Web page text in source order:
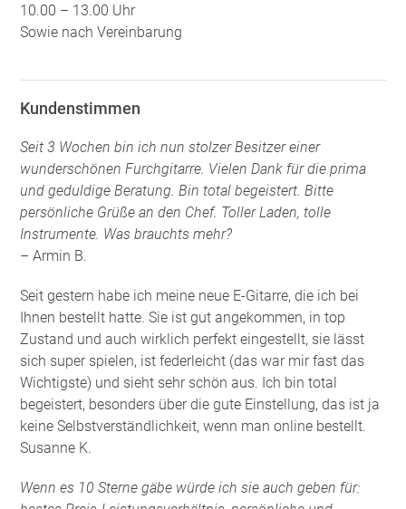
10.00 – 13.00 Uhr
Sowie nach Vereinbarung
Kundenstimmen
Seit 3 Wochen bin ich nun stolzer Besitzer einer
wunderschönen Furchgitarre. Vielen Dank für die prima
und geduldige Beratung. Bin total begeistert. Bitte
persönliche Grüße an den Chef. Toller Laden, tolle
Instrumente. Was brauchts mehr?
– Armin B.
Seit gestern habe ich meine neue E-Gitarre, die ich bei
Ihnen bestellt hatte. Sie ist gut angekommen, in top
Zustand und auch wirklich perfekt eingestellt, sie lässt
sich super spielen, ist federleicht (das war mir fast das
Wichtigste) und sieht sehr schön aus. Ich bin total
begeistert, besonders über die gute Einstellung, das ist ja
keine Selbstverständlichkeit, wenn man online bestellt.
Susanne K.
Wenn es 10 Sterne gäbe würde ich sie auch geben für: